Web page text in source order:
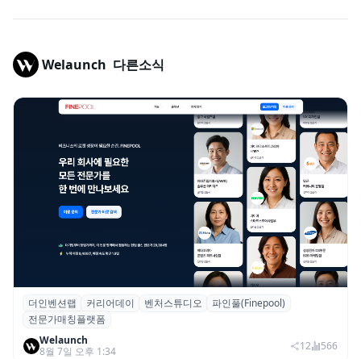
Welaunch 다른소식
더인벤션랩·커리어데이, 스타트업 전문가 매
칭 플랫폼 ‘파인풀’ 출시
더인벤션랩 커리어데이 벤처스튜디오
파인풀(Finepool)
전문가매칭플랫폼
Welaunch
8월 7일 오후 1:34
12 566